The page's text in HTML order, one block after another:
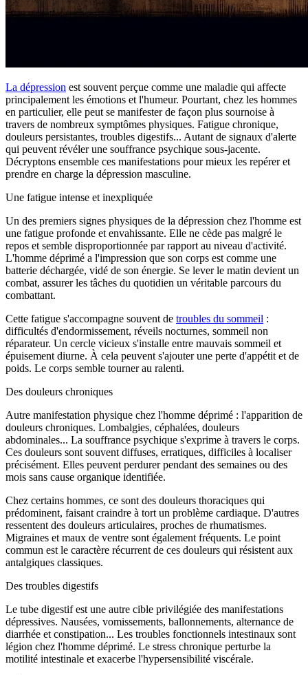
La dépression est souvent perçue comme une maladie qui affecte
principalement les émotions et l'humeur. Pourtant, chez les hommes
en particulier, elle peut se manifester de façon plus sournoise à
travers de nombreux symptômes physiques. Fatigue chronique,
douleurs persistantes, troubles digestifs... Autant de signaux d'alerte
qui peuvent révéler une souffrance psychique sous-jacente.
Décryptons ensemble ces manifestations pour mieux les repérer et
prendre en charge la dépression masculine.
Une fatigue intense et inexpliquée
Un des premiers signes physiques de la dépression chez l'homme est
une fatigue profonde et envahissante. Elle ne cède pas malgré le
repos et semble disproportionnée par rapport au niveau d'activité.
L'homme déprimé a l'impression que son corps est comme une
batterie déchargée, vidé de son énergie. Se lever le matin devient un
combat, assurer les tâches du quotidien un véritable parcours du
combattant.
Cette fatigue s'accompagne souvent de troubles du sommeil :
difficultés d'endormissement, réveils nocturnes, sommeil non
réparateur. Un cercle vicieux s'installe entre mauvais sommeil et
épuisement diurne. À cela peuvent s'ajouter une perte d'appétit et de
poids. Le corps semble tourner au ralenti.
Des douleurs chroniques
Autre manifestation physique chez l'homme déprimé : l'apparition de
douleurs chroniques. Lombalgies, céphalées, douleurs
abdominales... La souffrance psychique s'exprime à travers le corps.
Ces douleurs sont souvent diffuses, erratiques, difficiles à localiser
précisément. Elles peuvent perdurer pendant des semaines ou des
mois sans cause organique identifiée.
Chez certains hommes, ce sont des douleurs thoraciques qui
prédominent, faisant craindre à tort un problème cardiaque. D'autres
ressentent des douleurs articulaires, proches de rhumatismes.
Migraines et maux de ventre sont également fréquents. Le point
commun est le caractère récurrent de ces douleurs qui résistent aux
antalgiques classiques.
Des troubles digestifs
Le tube digestif est une autre cible privilégiée des manifestations
dépressives. Nausées, vomissements, ballonnements, alternance de
diarrhée et constipation... Les troubles fonctionnels intestinaux sont
légion chez l'homme déprimé. Le stress chronique perturbe la
motilité intestinale et exacerbe l'hypersensibilité viscérale.